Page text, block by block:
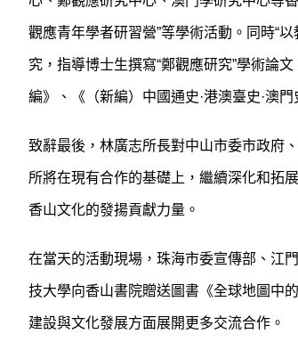
觀應青年學者研習營”等學術活動。同時“
究，指導博士生撰寫“鄭觀應研究”學術論
編》、《（新編）中國通史·港澳臺史·澳門
致辭最後，林廣志所長對中山市委市政府
所將在現有合作的基礎上，繼續深化和拓
香山文化的發揚貢獻力量。
在當天的活動現場，珠海市委宣傳部、江
技大學向香山書院贈送圖書《全球地圖中
建設與文化發展方面展開更多交流合作。